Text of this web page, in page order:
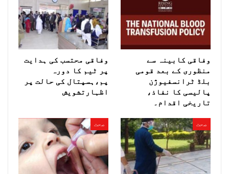
وفاقی کابینہ سے
منظوری کے بعد قومی
بلڈ ٹرانسفیوژن
پالیسی کا نفاذ،
تاریخی اقدام۔
وفاقی محتسب کی ہدایت
پر ٹیم کا دورہ
پم،ہسپتال کی حالت پر
اظہارتشویش
صحت صحت